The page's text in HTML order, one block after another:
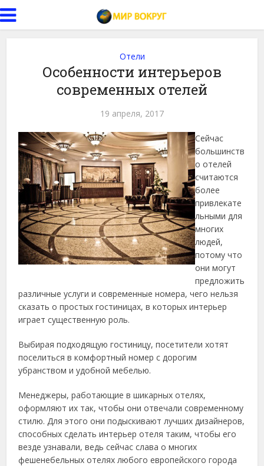
Отели
Особенности интерьеров
современных отелей
19 апреля, 2017
Сейчас
большинств
о отелей
считаются
более
привлекате
льными для
многих
людей,
потому что
они могут
предложить
различные услуги и современные номера, чего нельзя
сказать о простых гостиницах, в которых интерьер
играет существенную роль.
Выбирая подходящую гостиницу, посетители хотят
поселиться в комфортный номер с дорогим
убранством и удобной мебелью.
Менеджеры, работающие в шикарных отелях,
оформляют их так, чтобы они отвечали современному
стилю. Для этого они подыскивают лучших дизайнеров,
способных сделать интерьер отеля таким, чтобы его
везде узнавали, ведь сейчас слава о многих
фешенебельных отелях любого европейского города